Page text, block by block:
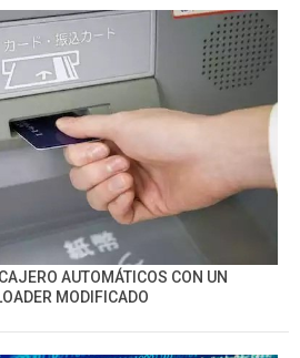
AUTOMÁTICOS CON UN
MODIFICADO